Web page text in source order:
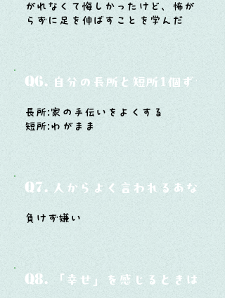
がれなくて悔しかったけど、怖が
らずに足を伸ばすことを学んだ
Q6. 自分の長所と短所1個ずつ
長所:家の手伝いをよくする
短所:わがまま
Q7. 人からよく言われるあなたの
負けず嫌い
Q8. 「幸せ」を感じるときはどん